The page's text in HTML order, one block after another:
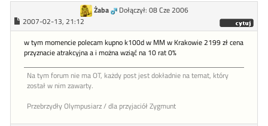
Żaba
Dołączył: 08 Cze 2006
2007-02-13, 21:12
w tym momencie polecam kupno k100d w MM w Krakowie 2199 zł cena
przyznacie atrakcyjna a i można wziąć na 10 rat 0%
Na tym forum nie ma OT, każdy post jest dokładnie na temat, który
został w nim zawarty.
Przebrzydły Olympusiarz / dla przyjaciół Zygmunt